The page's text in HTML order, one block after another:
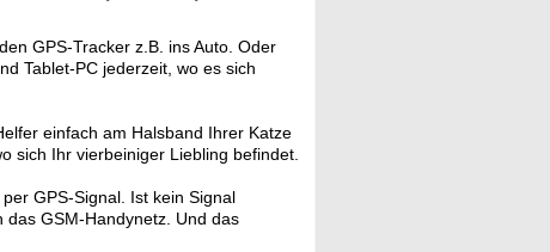
GPS-Tracker z.B. ins Auto. Oder
Tablet-PC jederzeit, wo es sich
einfach am Halsband Ihrer Katze
sich Ihr vierbeiniger Liebling befindet.
GPS-Signal. Ist kein Signal
das GSM-Handynetz. Und das